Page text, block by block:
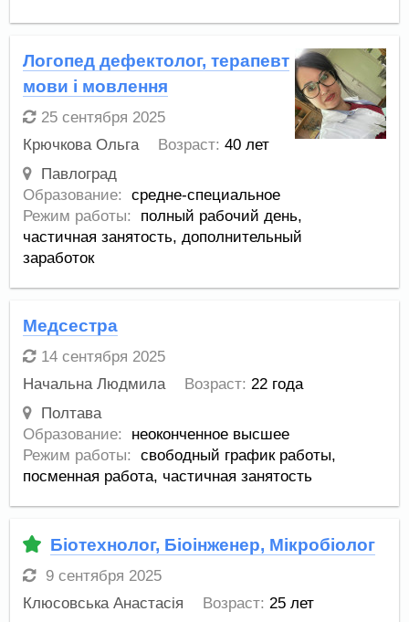
Логопед дефектолог, терапевт
мови і мовлення
25 сентября 2025
Крючкова Ольга
Возраст: 40 лет
Павлоград
Образование:
средне-специальное
Режим работы:
полный рабочий день,
частичная занятость, дополнительный
заработок
Медсестра
14 сентября 2025
Начальна Людмила
Возраст: 22 года
Полтава
Образование:
неоконченное высшее
Режим работы:
свободный график работы,
посменная работа, частичная занятость
Біотехнолог, Біоінженер, Мікробіолог
9 сентября 2025
Клюсовська Анастасія
Возраст: 25 лет